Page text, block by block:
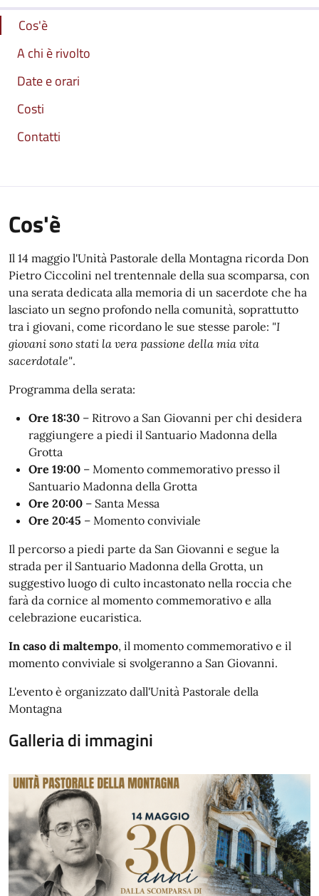
Cos'è
A chi è rivolto
Date e orari
Costi
Contatti
Cos'è
Il 14 maggio l'Unità Pastorale della Montagna ricorda Don
Pietro Ciccolini nel trentennale della sua scomparsa, con
una serata dedicata alla memoria di un sacerdote che ha
lasciato un segno profondo nella comunità, soprattutto
tra i giovani, come ricordano le sue stesse parole: "I
giovani sono stati la vera passione della mia vita
sacerdotale".
Programma della serata:
Ore 18:30 – Ritrovo a San Giovanni per chi desidera
raggiungere a piedi il Santuario Madonna della
Grotta
Ore 19:00 – Momento commemorativo presso il
Santuario Madonna della Grotta
Ore 20:00 – Santa Messa
Ore 20:45 – Momento conviviale
Il percorso a piedi parte da San Giovanni e segue la
strada per il Santuario Madonna della Grotta, un
suggestivo luogo di culto incastonato nella roccia che
farà da cornice al momento commemorativo e alla
celebrazione eucaristica.
In caso di maltempo, il momento commemorativo e il
momento conviviale si svolgeranno a San Giovanni.
L'evento è organizzato dall'Unità Pastorale della
Montagna
Galleria di immagini